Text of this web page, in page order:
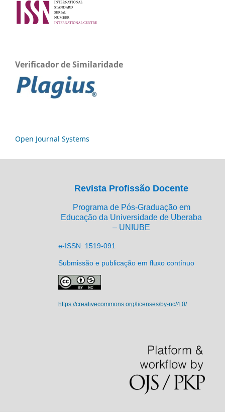
Verificador de Similaridade
Open Journal Systems
Revista Profissão Docente
Programa de Pós-Graduação em
Educação da Universidade de Uberaba
– UNIUBE
e-ISSN: 1519-091
Submissão e publicação em fluxo contínuo
https://creativecommons.org/licenses/by-nc/4.0/